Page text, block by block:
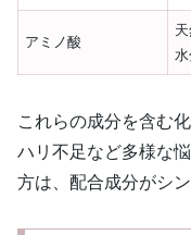
アミノ酸
これらの成分を含む
ハリ不足など多様な
方は、配合成分がシ